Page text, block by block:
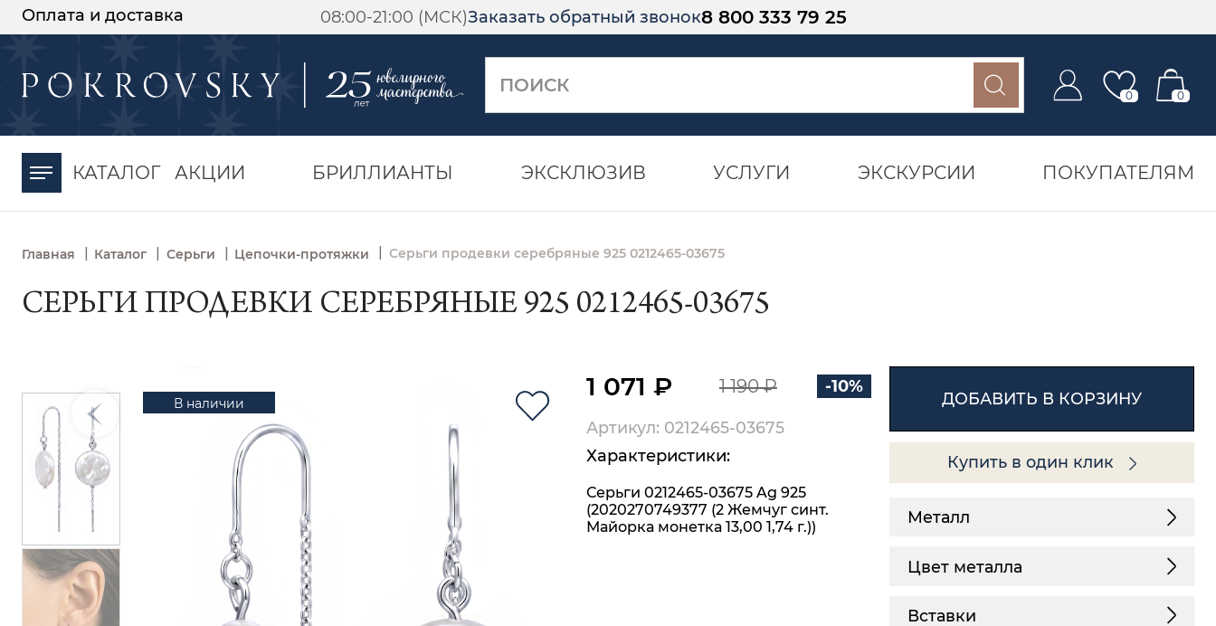
Оплата и доставка 08:00-21:00 (МСК)Заказать обратный звонок8 800 333 79 25
0 0
КАТАЛОГ АКЦИИ БРИЛЛИАНТЫ ЭКСКЛЮЗИВ УСЛУГИ ЭКСКУРСИИ ПОКУПАТЕЛЯМ
Главная | Каталог | Серьги | Цепочки-протяжки Серьги продевки серебряные 925 0212465-03675
СЕРЬГИ ПРОДЕВКИ СЕРЕБРЯНЫЕ 925 0212465-03675
В наличии
1 071 ₽ 1 190 ₽ -10%
Артикул: 0212465-03675
Характеристики:
Серьги 0212465-03675 Ag 925
(2020270749377 (2 Жемчуг синт.
Майорка монетка 13,00 1,74 г.))
ДОБАВИТЬ В КОРЗИНУ
Купить в один клик
Металл
Цвет металла
Вставки
-30%
момента оплаты